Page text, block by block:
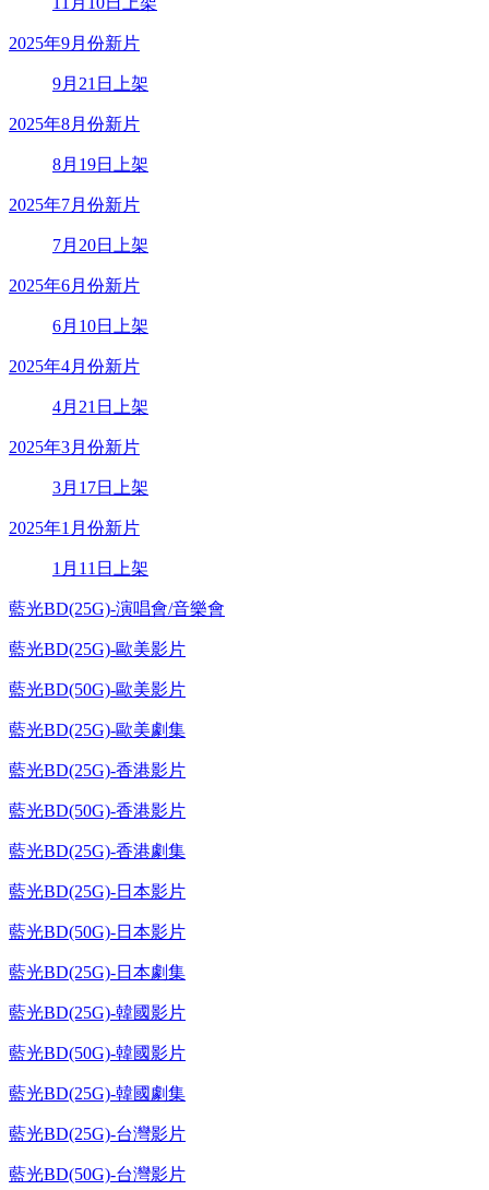
2025年9月份新片
9月21日上架
2025年8月份新片
8月19日上架
2025年7月份新片
7月20日上架
2025年6月份新片
6月10日上架
2025年4月份新片
4月21日上架
2025年3月份新片
3月17日上架
2025年1月份新片
1月11日上架
藍光BD(25G)-演唱會/音樂會
藍光BD(25G)-歐美影片
藍光BD(50G)-歐美影片
藍光BD(25G)-歐美劇集
藍光BD(25G)-香港影片
藍光BD(50G)-香港影片
藍光BD(25G)-香港劇集
藍光BD(25G)-日本影片
藍光BD(50G)-日本影片
藍光BD(25G)-日本劇集
藍光BD(25G)-韓國影片
藍光BD(50G)-韓國影片
藍光BD(25G)-韓國劇集
藍光BD(25G)-台灣影片
藍光BD(50G)-台灣影片